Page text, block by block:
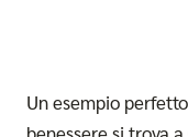
Un esempio